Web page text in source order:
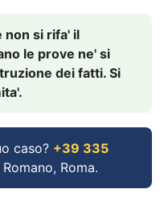
non si rifa' il
le prove ne' si
dei fatti. Si
caso? +39 335
Roma.